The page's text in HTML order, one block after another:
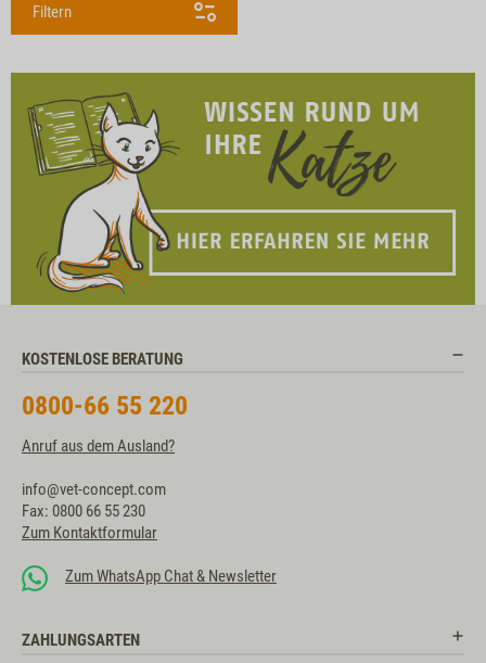
Filtern
KOSTENLOSE BERATUNG
0800-66 55 220
Anruf aus dem Ausland?
info@vet-concept.com
Fax: 0800 66 55 230
Zum Kontaktformular
Zum WhatsApp Chat & Newsletter
ZAHLUNGSARTEN